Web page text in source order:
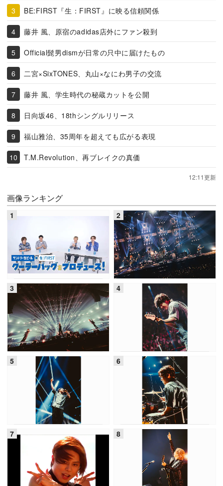
BE:FIRST『生：FIRST』に映る信頼関係
藤井 風、原宿のadidas店外にファン殺到
Official髭男dismが日常の只中に届けたもの
二宮×SixTONES、丸山×なにわ男子の交流
藤井 風、学生時代の秘蔵カットを公開
日向坂46、18thシングルリリース
福山雅治、35周年を超えても広がる表現
T.M.Revolution、再ブレイクの真価
12:11更新
画像ランキング